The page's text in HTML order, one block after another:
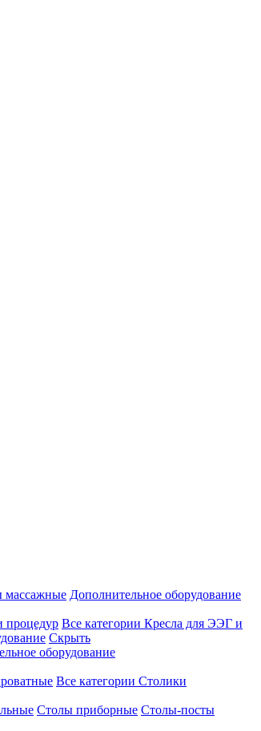
массажные Дополнительное оборудование
процедур Все категории Кресла для ЭЭГ и
Скрыть
оборудование
Все категории Столики
Столы приборные Столы-посты